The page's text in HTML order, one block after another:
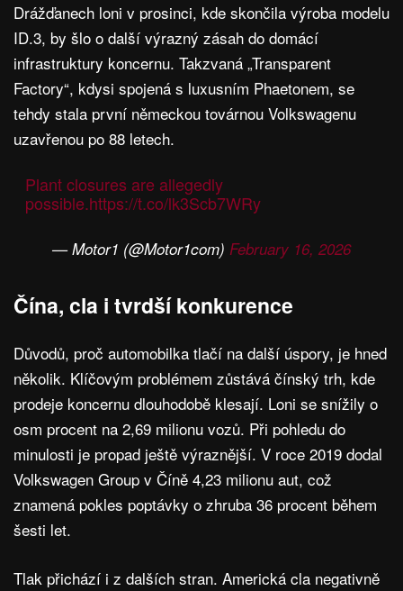
Drážďanech loni v prosinci, kde skončila výroba modelu
ID.3, by šlo o další výrazný zásah do domácí
infrastruktury koncernu. Takzvaná „Transparent
Factory“, kdysi spojená s luxusním Phaetonem, se
tehdy stala první německou továrnou Volkswagenu
uzavřenou po 88 letech.
Plant closures are allegedly
possible.https://t.co/lk3Scb7WRy
— Motor1 (@Motor1com) February 16, 2026
Čína, cla i tvrdší konkurence
Důvodů, proč automobilka tlačí na další úspory, je hned
několik. Klíčovým problémem zůstává čínský trh, kde
prodeje koncernu dlouhodobě klesají. Loni se snížily o
osm procent na 2,69 milionu vozů. Při pohledu do
minulosti je propad ještě výraznější. V roce 2019 dodal
Volkswagen Group v Číně 4,23 milionu aut, což
znamená pokles poptávky o zhruba 36 procent během
šesti let.
Tlak přichází i z dalších stran. Americká cla negativně